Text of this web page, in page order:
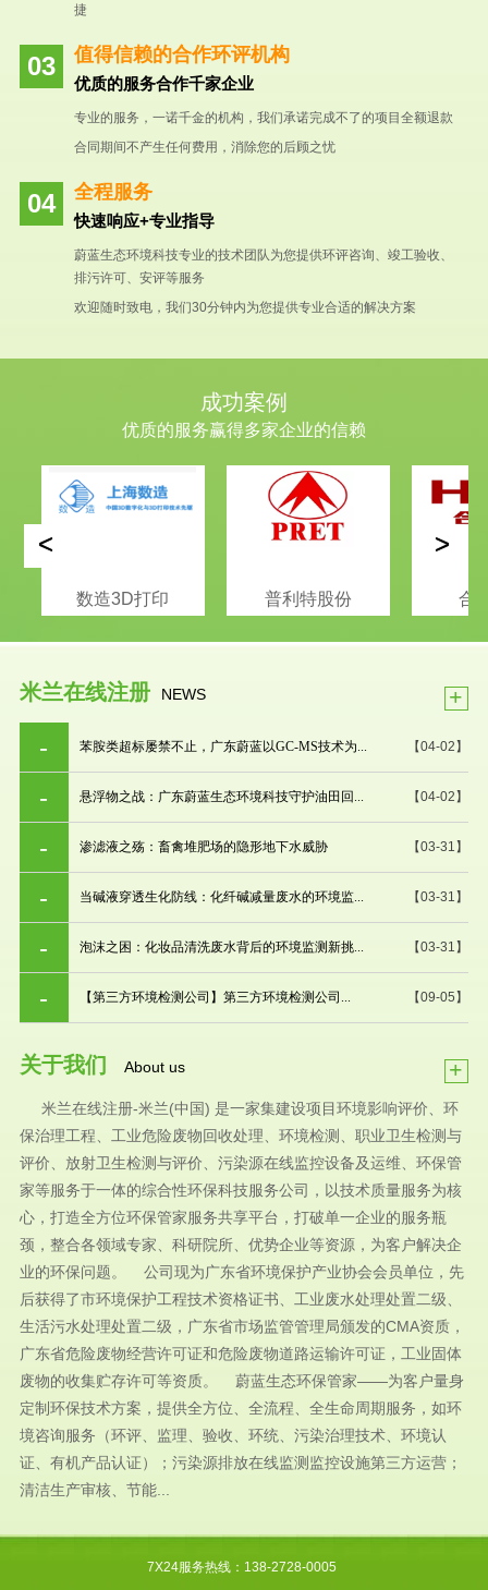
捷
值得信赖的合作环评机构
优质的服务合作千家企业
专业的服务，一诺千金的机构，我们承诺完成不了的项目全额退款
合同期间不产生任何费用，消除您的后顾之忧
全程服务
快速响应+专业指导
蔚蓝生态环境科技专业的技术团队为您提供环评咨询、竣工验收、
排污许可、安评等服务
欢迎随时致电，我们30分钟内为您提供专业合适的解决方案
成功案例
优质的服务赢得多家企业的信赖
数造3D打印 普利特股份 合
< >
米兰在线注册 NEWS +
【04-02】
苯胺类超标屡禁不止，广东蔚蓝以GC-MS技术为...
【04-02】
悬浮物之战：广东蔚蓝生态环境科技守护油田回...
【03-31】
渗滤液之殇：畜禽堆肥场的隐形地下水威胁
【03-31】
当碱液穿透生化防线：化纤碱减量废水的环境监...
【03-31】
泡沫之困：化妆品清洗废水背后的环境监测新挑...
【09-05】
【第三方环境检测公司】第三方环境检测公司...
关于我们 About us +
米兰在线注册-米兰(中国) 是一家集建设项目环境影响评价、环
保治理工程、工业危险废物回收处理、环境检测、职业卫生检测与
评价、放射卫生检测与评价、污染源在线监控设备及运维、环保管
家等服务于一体的综合性环保科技服务公司，以技术质量服务为核
心，打造全方位环保管家服务共享平台，打破单一企业的服务瓶
颈，整合各领域专家、科研院所、优势企业等资源，为客户解决企
业的环保问题。 公司现为广东省环境保护产业协会会员单位，先
后获得了市环境保护工程技术资格证书、工业废水处理处置二级、
生活污水处理处置二级，广东省市场监管管理局颁发的CMA资质，
广东省危险废物经营许可证和危险废物道路运输许可证，工业固体
废物的收集贮存许可等资质。 蔚蓝生态环保管家——为客户量身
定制环保技术方案，提供全方位、全流程、全生命周期服务，如环
境咨询服务（环评、监理、验收、环统、污染治理技术、环境认
证、有机产品认证）；污染源排放在线监测监控设施第三方运营；
清洁生产审核、节能...
7X24服务热线：138-2728-0005